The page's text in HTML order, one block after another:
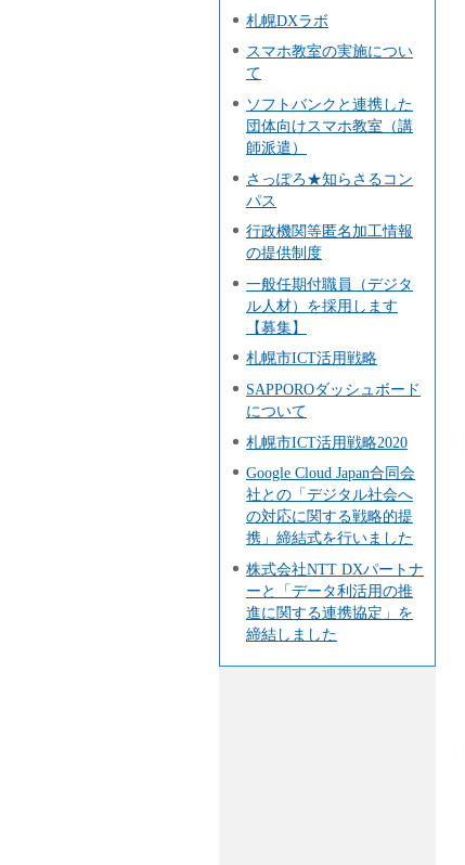
札幌DXラボ
スマホ教室の実施につい
て
ソフトバンクと連携した
団体向けスマホ教室（講
師派遣）
さっぽろ★知らさるコン
パス
行政機関等匿名加工情報
の提供制度
一般任期付職員（デジタ
ル人材）を採用します
【募集】
札幌市ICT活用戦略
SAPPOROダッシュボード
について
札幌市ICT活用戦略2020
Google Cloud Japan合同会
社との「デジタル社会へ
の対応に関する戦略的提
携」締結式を行いました
株式会社NTT DXパートナ
ーと「データ利活用の推
進に関する連携協定」を
締結しました